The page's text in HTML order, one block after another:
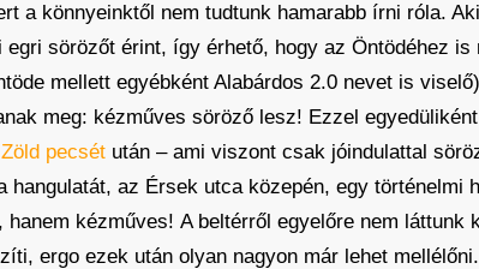
a könnyeinktől nem tudtunk hamarabb írni róla.
sörözőt érint, így érhető, hogy az Öntödéhez
mellett egyébként Alabárdos 2.0 nevet is
meg: kézműves söröző lesz! Ezzel
Zöld pecsét után – ami viszont csak jóindulattal
hangulatát, az Érsek utca közepén, egy
kézműves! A beltérről egyelőre nem
ergo ezek után olyan nagyon már lehet mellélőni.